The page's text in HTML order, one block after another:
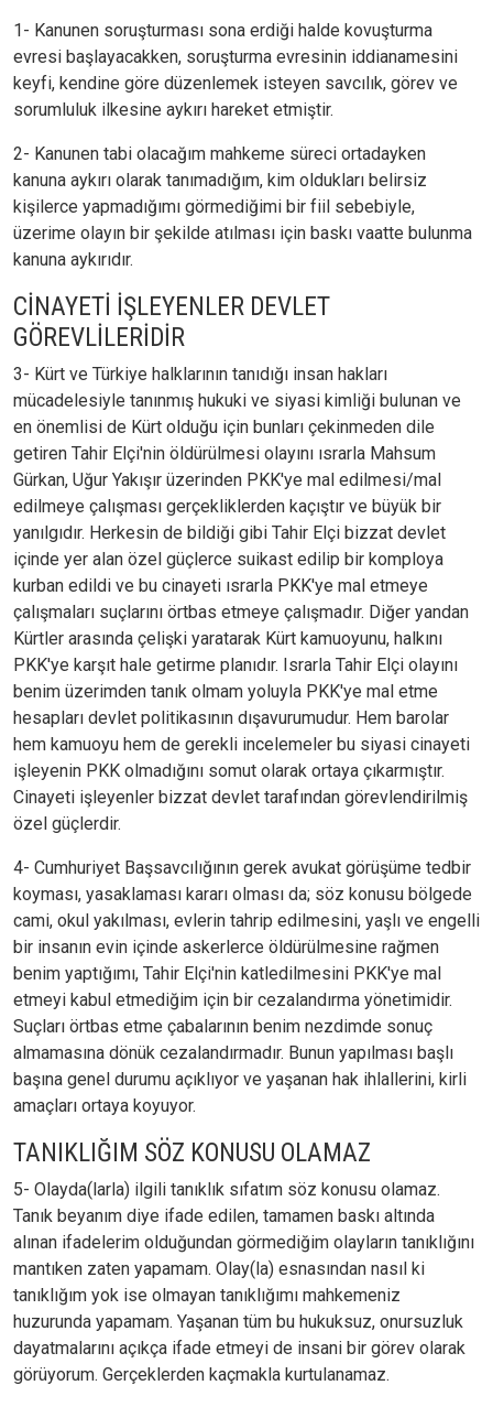
1- Kanunen soruşturması sona erdiği halde kovuşturma
evresi başlayacakken, soruşturma evresinin iddianamesini
keyfi, kendine göre düzenlemek isteyen savcılık, görev ve
sorumluluk ilkesine aykırı hareket etmiştir.
2- Kanunen tabi olacağım mahkeme süreci ortadayken
kanuna aykırı olarak tanımadığım, kim oldukları belirsiz
kişilerce yapmadığımı görmediğimi bir fiil sebebiyle,
üzerime olayın bir şekilde atılması için baskı vaatte bulunma
kanuna aykırıdır.
CİNAYETİ İŞLEYENLER DEVLET
GÖREVLİLERİDİR
3- Kürt ve Türkiye halklarının tanıdığı insan hakları
mücadelesiyle tanınmış hukuki ve siyasi kimliği bulunan ve
en önemlisi de Kürt olduğu için bunları çekinmeden dile
getiren Tahir Elçi'nin öldürülmesi olayını ısrarla Mahsum
Gürkan, Uğur Yakışır üzerinden PKK'ye mal edilmesi/mal
edilmeye çalışması gerçekliklerden kaçıştır ve büyük bir
yanılgıdır. Herkesin de bildiği gibi Tahir Elçi bizzat devlet
içinde yer alan özel güçlerce suikast edilip bir komploya
kurban edildi ve bu cinayeti ısrarla PKK'ye mal etmeye
çalışmaları suçlarını örtbas etmeye çalışmadır. Diğer yandan
Kürtler arasında çelişki yaratarak Kürt kamuoyunu, halkını
PKK'ye karşıt hale getirme planıdır. Israrla Tahir Elçi olayını
benim üzerimden tanık olmam yoluyla PKK'ye mal etme
hesapları devlet politikasının dışavurumudur. Hem barolar
hem kamuoyu hem de gerekli incelemeler bu siyasi cinayeti
işleyenin PKK olmadığını somut olarak ortaya çıkarmıştır.
Cinayeti işleyenler bizzat devlet tarafından görevlendirilmiş
özel güçlerdir.
4- Cumhuriyet Başsavcılığının gerek avukat görüşüme tedbir
koyması, yasaklaması kararı olması da; söz konusu bölgede
cami, okul yakılması, evlerin tahrip edilmesini, yaşlı ve engelli
bir insanın evin içinde askerlerce öldürülmesine rağmen
benim yaptığımı, Tahir Elçi'nin katledilmesini PKK'ye mal
etmeyi kabul etmediğim için bir cezalandırma yönetimidir.
Suçları örtbas etme çabalarının benim nezdimde sonuç
almamasına dönük cezalandırmadır. Bunun yapılması başlı
başına genel durumu açıklıyor ve yaşanan hak ihlallerini, kirli
amaçları ortaya koyuyor.
TANIKLIĞIM SÖZ KONUSU OLAMAZ
5- Olayda(larla) ilgili tanıklık sıfatım söz konusu olamaz.
Tanık beyanım diye ifade edilen, tamamen baskı altında
alınan ifadelerim olduğundan görmediğim olayların tanıklığını
mantıken zaten yapamam. Olay(la) esnasından nasıl ki
tanıklığım yok ise olmayan tanıklığımı mahkemeniz
huzurunda yapamam. Yaşanan tüm bu hukuksuz, onursuzluk
dayatmalarını açıkça ifade etmeyi de insani bir görev olarak
görüyorum. Gerçeklerden kaçmakla kurtulanamaz.